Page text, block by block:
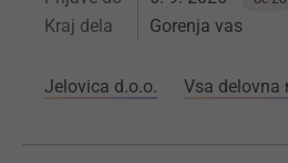
Kraj dela Gorenja vas
Jelovica d.o.o. Vsa delovna